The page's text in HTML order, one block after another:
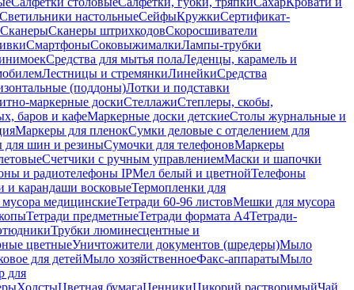
Светильники настольныеСейфыКружкиСертификат-
СканерыСканеры штрихкодовСкоросшиватели
СмартфоныСоковыжималкиЛампы-трубки
Средства для мытья полаЛеденцы, карамель и
Лестницы и стремянкиЛинейкиСредства
(поддоны)Лотки и подставки
маркерные доскиСтеллажиСтеплеры, скобы,
баров и кафеМаркерные доски детскиеСтолы журнальные и
Маркеры для пленокСумки деловые с отделением для
для шин и резиныСумочки для телефоновМаркеры
Счетчики с ручным управлениемМаски и шапочки
и радиотелефоны IPМел белый и цветнойТелефоны
и карандаши восковыеТермопленки для
медицинскиеТетради 60-96 листовМешки для мусора
Тетради предметныеТетради формата А4Тетради-
Трубки люминесцентные и
цветныеУничтожители документов (шредеры)Мыло
для детейМыло хозяйственноеФакс-аппаратыМыло
для
ХолстыЦветная бумагаЦенникиЦикорий растворимыйЧай